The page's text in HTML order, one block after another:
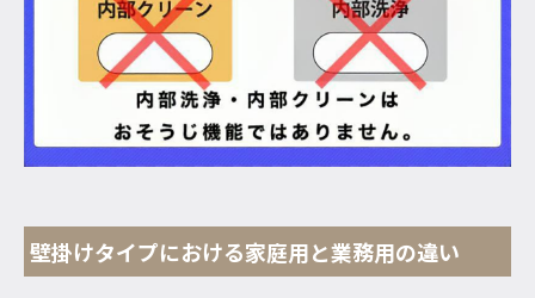
壁掛けタイプにおける家庭用と業務用の違い